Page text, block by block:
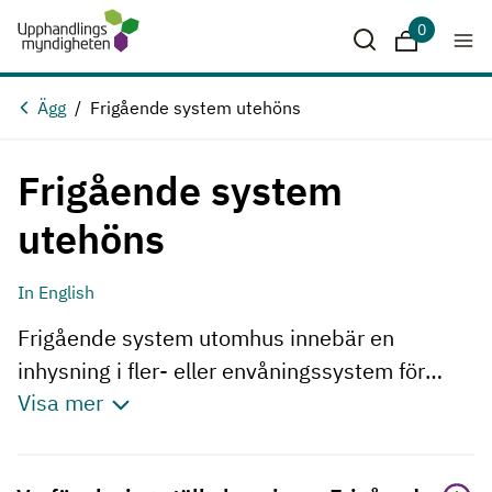
Hoppa till huvudinnehåll
Sparade
0
Ägg Frigående system utehöns
Frigående system
utehöns
In English
Frigående system utomhus innebär en
inhysning i fler- eller envåningssystem för
frigående höns. Dessutom gäller att hönsen
Visa mer